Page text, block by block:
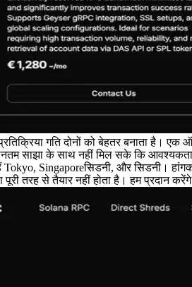
गति दोनों को बेहतर बनाता है।
साझा के साथ नहीं मिल सके कि
Singaporeसिडनी, और सिडनी।
तरह से तैयार नहीं होता है। हम प्रदान